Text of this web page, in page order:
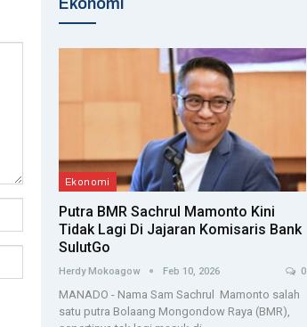
Ekonomi
Putra BMR Sachrul Mamonto Kini
Tidak Lagi Di Jajaran Komisaris Bank
SulutGo
Herdy Mokoagow Feb 10, 2026 0
MANADO - Nama Sam Sachrul Mamonto salah
satu putra Bolaang Mongondow Raya (BMR),